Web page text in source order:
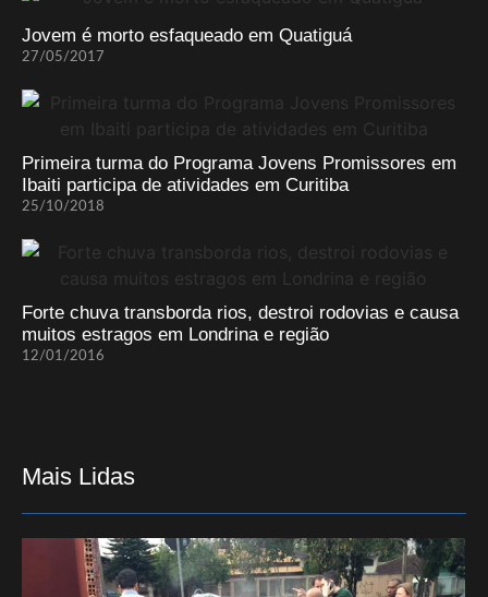
Jovem é morto esfaqueado em Quatiguá
27/05/2017
Primeira turma do Programa Jovens Promissores em
Ibaiti participa de atividades em Curitiba
25/10/2018
Forte chuva transborda rios, destroi rodovias e causa
muitos estragos em Londrina e região
12/01/2016
Mais Lidas